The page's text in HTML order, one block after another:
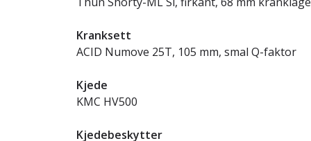
Kranksett
ACID Numove 25T, 105 mm, smal Q-faktor
Kjede
KMC HV500
Kjedebeskytter